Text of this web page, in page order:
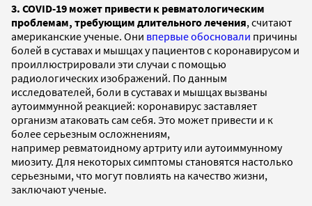
3. COVID-19 может привести к ревматологическим
проблемам, требующим длительного лечения, считают
американские ученые. Они впервые обосновали причины
болей в суставах и мышцах у пациентов с коронавирусом и
проиллюстрировали эти случаи с помощью
радиологических изображений. По данным
исследователей, боли в суставах и мышцах вызваны
аутоиммунной реакцией: коронавирус заставляет
организм атаковать сам себя. Это может привести и к
более серьезным осложнениям,
например ревматоидному артриту или аутоиммунному
миозиту. Для некоторых симптомы становятся настолько
серьезными, что могут повлиять на качество жизни,
заключают ученые.